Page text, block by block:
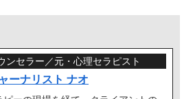
ンセラー／元・心理セラピスト
ーナリスト ナオ